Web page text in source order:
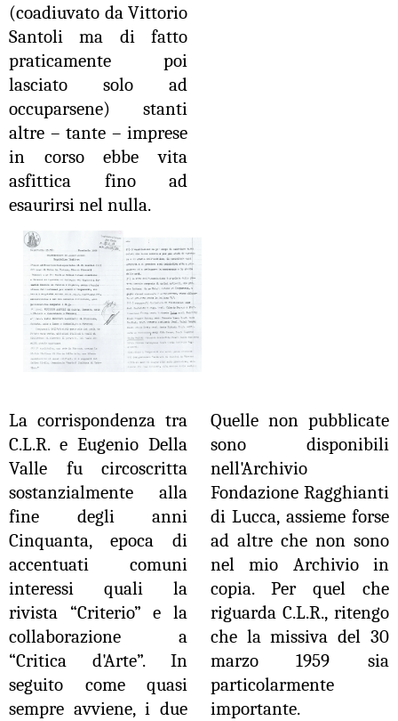
(coadiuvato da Vittorio
Santoli ma di fatto
praticamente poi
lasciato solo ad
occuparsene) stanti
altre – tante – imprese
in corso ebbe vita
asfittica fino ad
esaurirsi nel nulla.
La corrispondenza tra
C.L.R. e Eugenio Della
Valle fu circoscritta
sostanzialmente alla
fine degli anni
Cinquanta, epoca di
accentuati comuni
interessi quali la
rivista “Criterio” e la
collaborazione a
“Critica d'Arte”. In
seguito come quasi
sempre avviene, i due
Quelle non pubblicate
sono disponibili
nell'Archivio
Fondazione Ragghianti
di Lucca, assieme forse
ad altre che non sono
nel mio Archivio in
copia. Per quel che
riguarda C.L.R., ritengo
che la missiva del 30
marzo 1959 sia
particolarmente
importante.